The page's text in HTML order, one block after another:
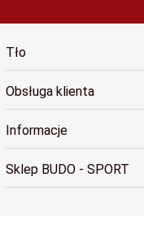
Tło
Obsługa klienta
Informacje
Sklep BUDO - SPORT